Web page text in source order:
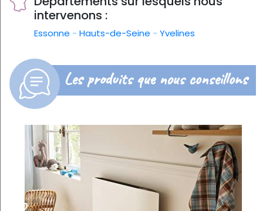
intervenons :
Essonne - Hauts-de-Seine - Yvelines
Les produits que nous conseillons